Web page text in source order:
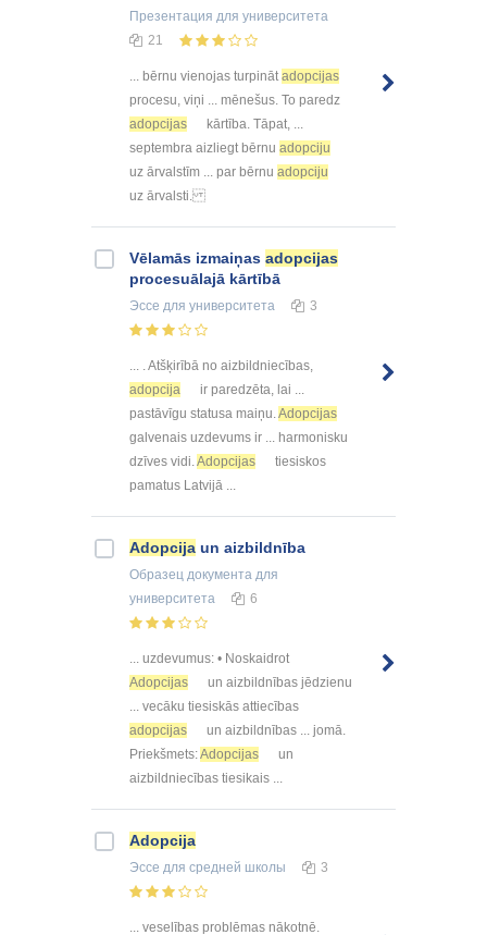
Презентация для университета
21
... bērnu vienojas turpinātadopcijas
procesu, viņi ... mēnešus. To paredz
adopcijas
kārtība. Tāpat, ...
septembra aizliegt bērnu adopciju
uz ārvalstīm ... par bērnu adopciju
uz ārvalsti.
Vēlamās izmaiņas adopcijas
procesuālajā kārtībā
Эссе для университета 3
... . Atšķirībā no aizbildniecības,
adopcija
ir paredzēta, lai ...
pastāvīgu statusa maiņu.Adopcijas
galvenais uzdevums ir ... harmonisku
dzīves vidi.Adopcijas
tiesiskos
pamatus Latvijā ...
Adopcija un aizbildnība
Образец документа для
университета
6
... uzdevumus: • Noskaidrot
Adopcijas
un aizbildnības jēdzienu
... vecāku tiesiskās attiecības
adopcijas
un aizbildnības ... jomā.
Priekšmets:Adopcijas
un
aizbildniecības tiesikais ...
Adopcija
Эссе для средней школы 3
... veselības problēmas nākotnē.